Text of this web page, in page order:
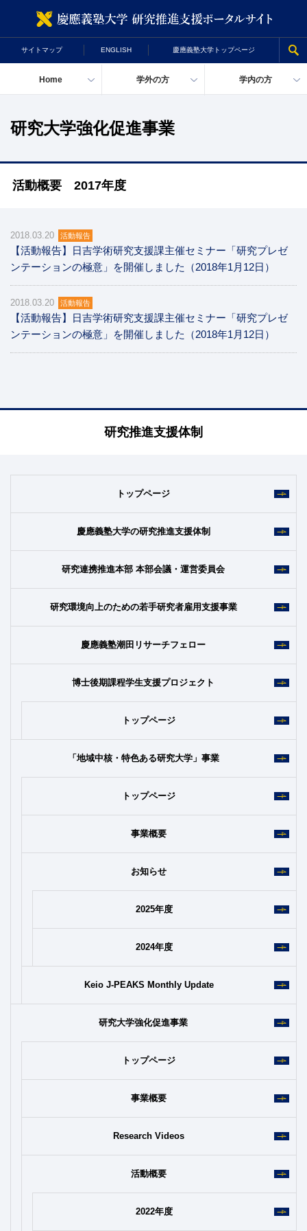
サイトマップ ENGLISH 慶應義塾大学トップページ
Home 学外の方 学内の方
研究大学強化促進事業
活動概要 2017年度
2018.03.20 活動報告
【活動報告】日吉学術研究支援課主催セミナー「研究プレゼ
ンテーションの極意」を開催しました（2018年1月12日）
2018.03.20 活動報告
【活動報告】日吉学術研究支援課主催セミナー「研究プレゼ
ンテーションの極意」を開催しました（2018年1月12日）
研究推進支援体制
トップページ
慶應義塾大学の研究推進支援体制
研究連携推進本部 本部会議・運営委員会
研究環境向上のための若手研究者雇用支援事業
慶應義塾潮田リサーチフェロー
博士後期課程学生支援プロジェクト
トップページ
「地域中核・特色ある研究大学」事業
トップページ
事業概要
お知らせ
2025年度
2024年度
Keio J-PEAKS Monthly Update
研究大学強化促進事業
トップページ
事業概要
Research Videos
活動概要
2022年度